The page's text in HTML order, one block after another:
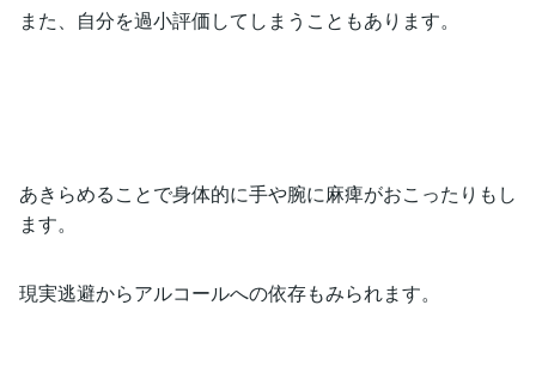
また、自分を過小評価してしまうこともあります。
あきらめることで身体的に手や腕に麻痺がおこったりもし
ます。
現実逃避からアルコールへの依存もみられます。